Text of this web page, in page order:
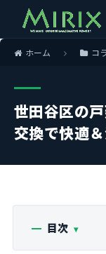
ホーム コ
世田谷区の
交換で快適
目次